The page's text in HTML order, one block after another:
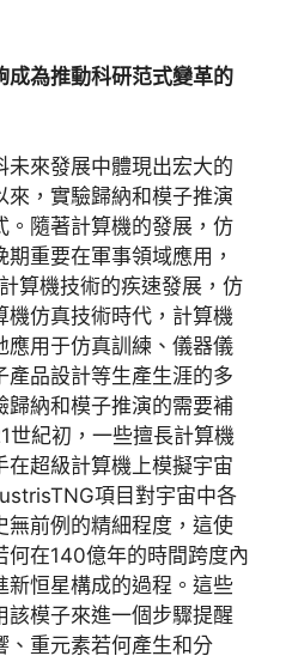
成為推動科研范式變革的
未來發展中體現出宏大的
，實驗歸納和模子推演
。隨著計算機的發展，仿
重要在軍事領域應用，
算機技術的疾速發展，仿
機仿真技術時代，計算機
應用于仿真訓練、儀器儀
產品設計等生產生涯的多
歸納和模子推演的需要補
世紀初，一些擅長計算機
在超級計算機上模擬宇宙
項目對宇宙中各
無前例的精細程度，這使
何在140億年的時間跨度內
新恒星構成的過程。這些
該模子來進一個步驟提醒
、重元素若何產生和分